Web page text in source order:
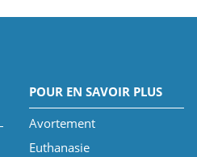
POUR EN SAVOIR PLUS
Avortement
Euthanasie